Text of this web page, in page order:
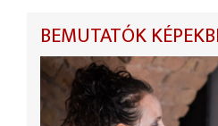
BEMUTATÓK